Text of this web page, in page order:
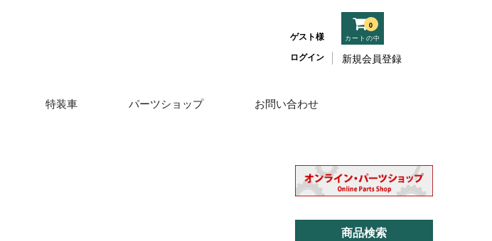
ゲスト様 カートの中
0
ログイン 新規会員登録
特装車 パーツショップ お問い合わせ
商品検索